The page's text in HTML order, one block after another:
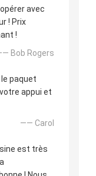
avec
! Prix
!
Bob Rogers
paquet
appui et
—— Carol
est très